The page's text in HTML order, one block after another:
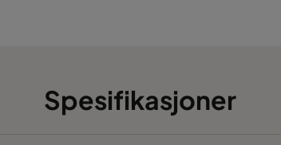
Spesifikasjoner